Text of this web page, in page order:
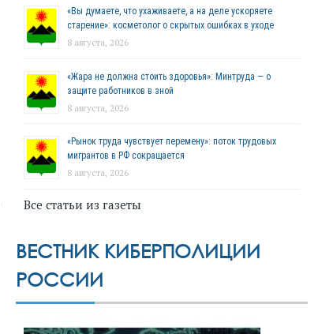
«Вы думаете, что ухаживаете, а на деле ускоряете
старение»: косметолог о скрытых ошибках в уходе
8 августа, 2026
«Жара не должна стоить здоровья»: Минтруда — о
защите работников в зной
8 августа, 2026
«Рынок труда чувствует перемену»: поток трудовых
мигрантов в РФ сокращается
8 августа, 2026
Все статьи из газеты
ВЕСТНИК КИБЕРПОЛИЦИИ
РОССИИ